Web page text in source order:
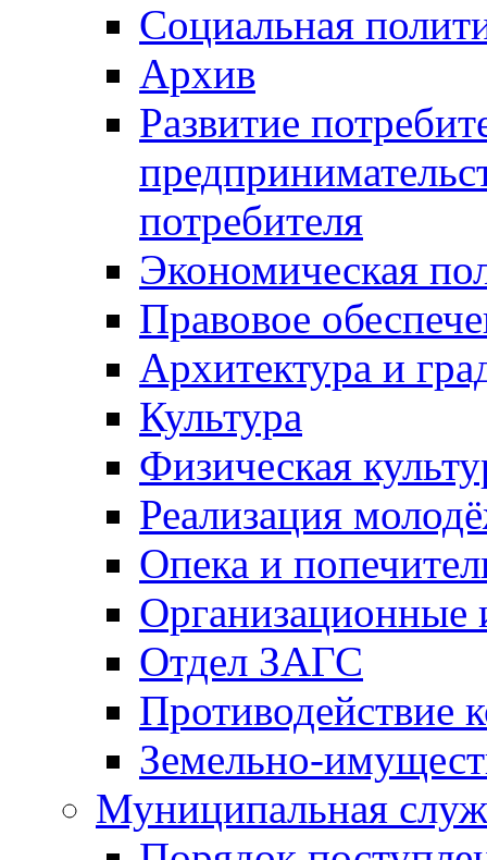
Социальная
Архив
Развитие
потребителя
Экономическая
Правовое
Архитектура и
Культура
Физическая
Реализация
Опека и
Отдел ЗАГС
Противодействие
Земельно-
Муниципальная